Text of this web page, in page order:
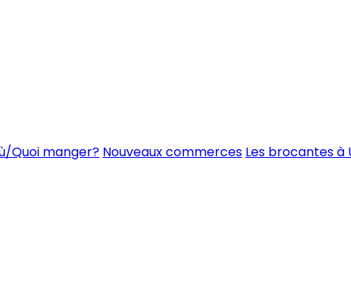
Quoi manger? Nouveaux commerces Les brocantes à